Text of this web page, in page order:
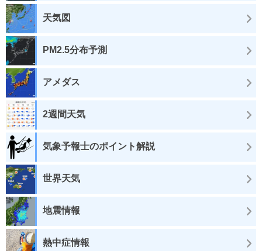
天気図
PM2.5分布予測
アメダス
2週間天気
気象予報士のポイント解説
世界天気
地震情報
熱中症情報